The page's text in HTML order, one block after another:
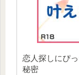
恋人探しにぴ
秘密